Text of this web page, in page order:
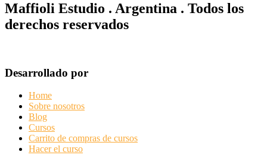
Maffioli Estudio . Argentina . Todos los
derechos reservados
Desarrollado por
Home
Sobre nosotros
Blog
Cursos
Carrito de compras de cursos
Hacer el curso